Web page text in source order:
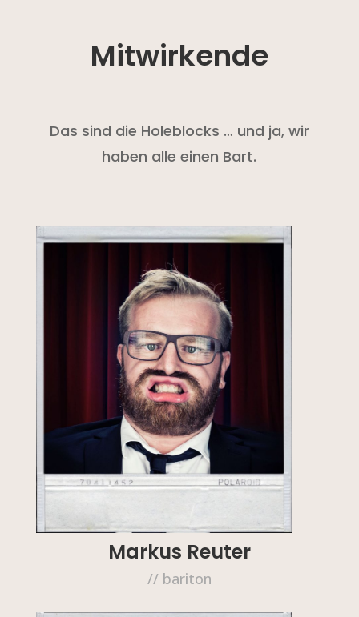
Mitwirkende
Das sind die Holeblocks … und ja, wir
haben alle einen Bart.
Markus Reuter
// bariton